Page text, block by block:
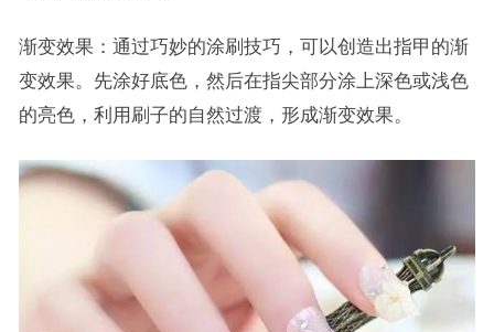
渐变效果：通过巧妙的涂刷技巧，可以创造出指甲的渐
变效果。先涂好底色，然后在指尖部分涂上深色或浅色
的亮色，利用刷子的自然过渡，形成渐变效果。